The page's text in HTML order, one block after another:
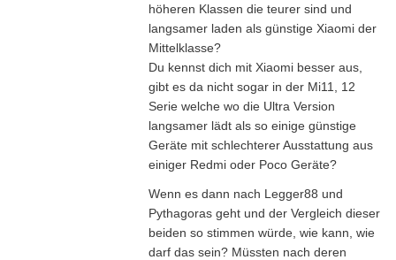
höheren Klassen die teurer sind und
langsamer laden als günstige Xiaomi der
Mittelklasse?
Du kennst dich mit Xiaomi besser aus,
gibt es da nicht sogar in der Mi11, 12
Serie welche wo die Ultra Version
langsamer lädt als so einige günstige
Geräte mit schlechterer Ausstattung aus
einiger Redmi oder Poco Geräte?
Wenn es dann nach Legger88 und
Pythagoras geht und der Vergleich dieser
beiden so stimmen würde, wie kann, wie
darf das sein? Müssten nach deren